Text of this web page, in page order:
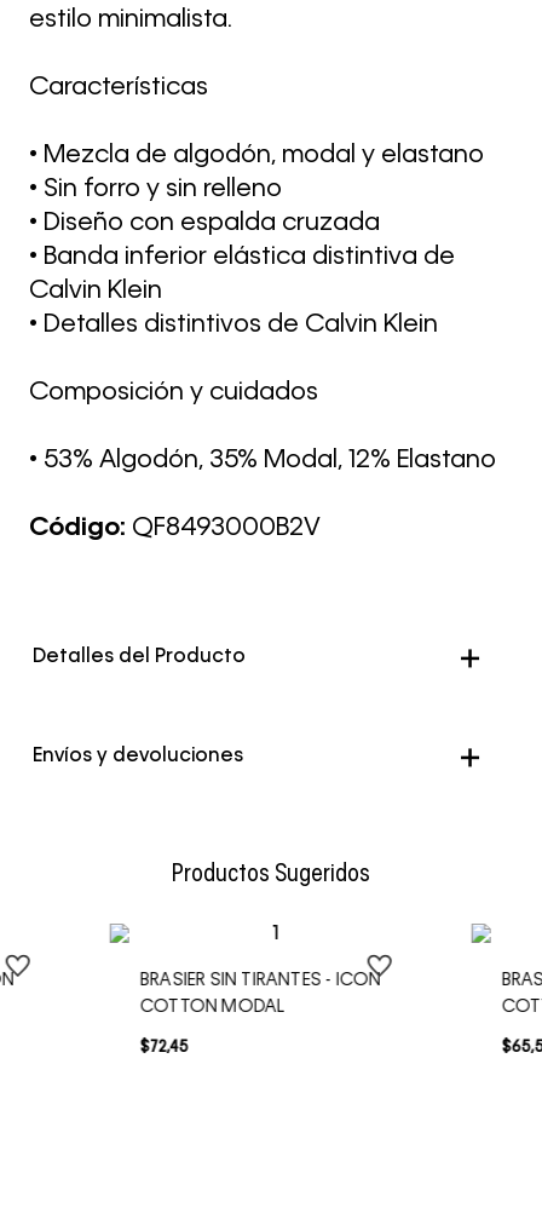
estilo minimalista.
Características
• Mezcla de algodón, modal y elastano
• Sin forro y sin relleno
• Diseño con espalda cruzada
• Banda inferior elástica distintiva de
Calvin Klein
• Detalles distintivos de Calvin Klein
Composición y cuidados
• 53% Algodón, 35% Modal, 12% Elastano
Código: QF8493000B2V
Detalles del Producto
Envíos y devoluciones
Productos Sugeridos
BRASIER SIN TIRANTES - ICON
COTTON MODAL
$72,45 $65,